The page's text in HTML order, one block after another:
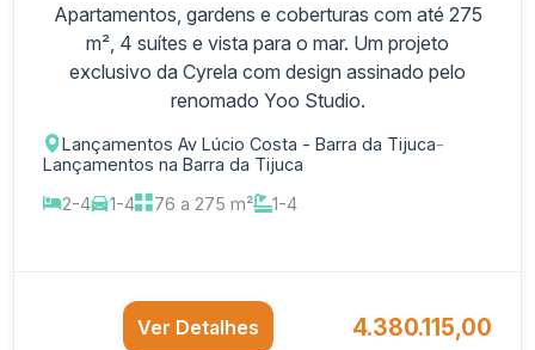
Apartamentos, gardens e coberturas com até 275
m², 4 suítes e vista para o mar. Um projeto
exclusivo da Cyrela com design assinado pelo
renomado Yoo Studio.
Lançamentos Av Lúcio Costa - Barra da Tijuca-
Lançamentos na Barra da Tijuca
2-4
1-4 76 a 275 m² 1-4
Ver Detalhes 4.380.115,00